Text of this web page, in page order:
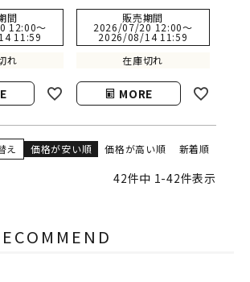
間
12:00〜
11:59
れ
販売期間
2026/07/20 12:00〜
2026/08/14 11:59
在庫切れ
MORE
え 価格が安い順 価格が高い順 新着順
42件中 1-42件表示